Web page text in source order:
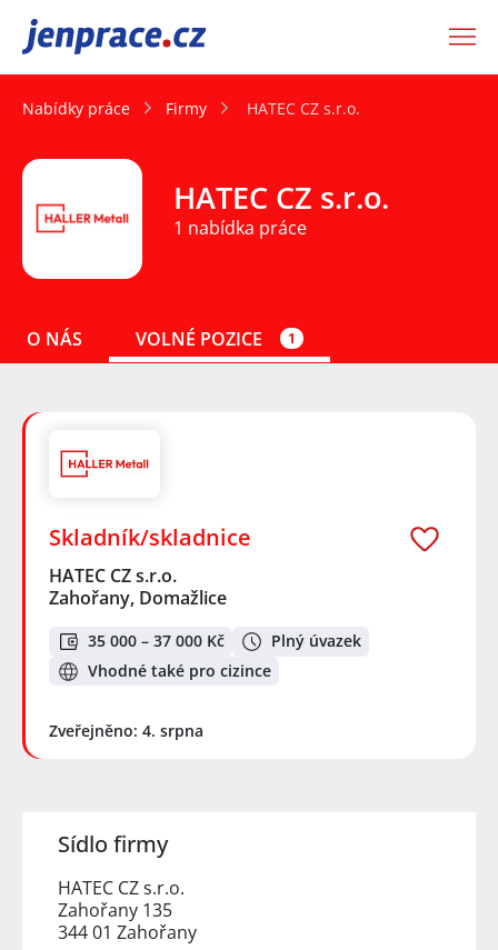
JenPráce.cz
Nabídky práce Firmy HATEC CZ s.r.o.
HATEC CZ s.r.o.
1 nabídka práce
O NÁS VOLNÉ POZICE 1
Skladník/skladnice
HATEC CZ s.r.o.
Zahořany, Domažlice
35 000 – 37 000 Kč
Plný úvazek
Vhodné také pro cizince
Zveřejněno: 4. srpna
Sídlo firmy
HATEC CZ s.r.o.
Zahořany 135
344 01 Zahořany